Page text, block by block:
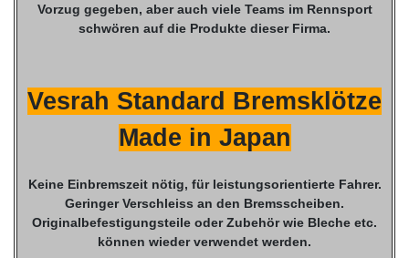
Vorzug gegeben, aber auch viele Teams im Rennsport
schwören auf die Produkte dieser Firma.
Vesrah Standard Bremsklötze
Made in Japan
Keine Einbremszeit nötig, für leistungsorientierte Fahrer.
Geringer Verschleiss an den Bremsscheiben.
Originalbefestigungsteile oder Zubehör wie Bleche etc.
können wieder verwendet werden.